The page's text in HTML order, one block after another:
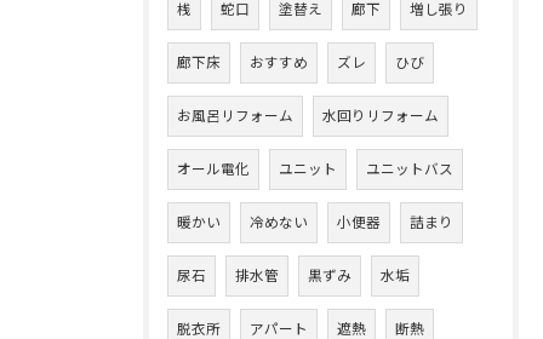
桟 蛇口 塗替え 廊下 増し張り
廊下床 おすすめ ズレ ひび
お風呂リフォーム 水回りリフォーム
オール電化 ユニット ユニットバス
暖かい 冷めない 小便器 詰まり
尿石 排水管 黒ずみ 水垢
脱衣所 アパート 遮熱 断熱